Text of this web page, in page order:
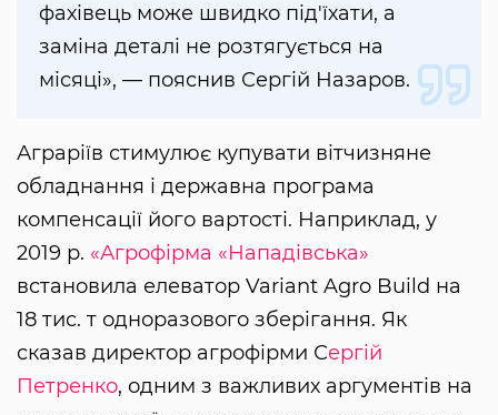
фахівець може швидко під'їхати, а
заміна деталі не розтягується на
місяці», — пояснив Сергій Назаров.
Аграріїв стимулює купувати вітчизняне
обладнання і державна програма
компенсації його вартості. Наприклад, у
2019 р. «Агрофірма «Нападівська»
встановила елеватор Variant Agro Build на
18 тис. т одноразового зберігання. Як
сказав директор агрофірми Сергій
Петренко, одним з важливих аргументів на